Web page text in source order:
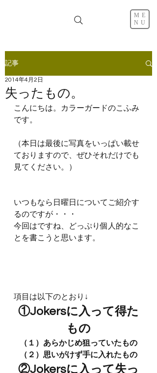
ME
NU
記事
失ったもの。
2014年4月2日
こんにちは。カラーガードのこふみ
です。
（本日は最後に写真をいっぱい載せ
ておりますので、ぜひそれだけでも
見てください。）
いつもなら日曜日についてご紹介す
るのですが・・・
今回はですね、どっぷり個人的なこ
とを書こうと思います。
項目は以下のとおり↓
①Jokersに入って得た
もの
（１）あらかじめ狙っていたもの
（２）思いがけず手に入れたもの
②Jokersに入って失っ